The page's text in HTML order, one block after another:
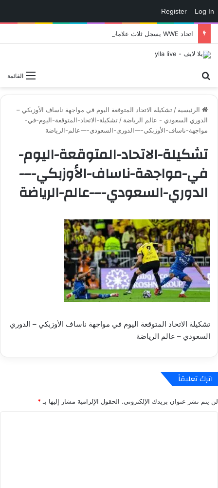
Log In
Register
القائمة
الرئيسية / تشكيلة الاتحاد المتوقعة اليوم في مواجهة ناساف الأوزبكي –
الدوري السعودي - عالم الرياضة / تشكيلة-الاتحاد-المتوقعة-اليوم-في-
مواجهة-ناساف-الأوزبكي-–-الدوري-السعودي-–-عالم-الرياضة
تشكيلة-الاتحاد-المتوقعة-اليوم-
في-مواجهة-ناساف-الأوزبكي-–-
الدوري-السعودي-–-عالم-الرياضة
تشكيلة الاتحاد المتوقعة اليوم في مواجهة ناساف الأوزبكي – الدوري
السعودي – عالم الرياضة
اترك تعليقاً
لن يتم نشر عنوان بريدك الإلكتروني. الحقول الإلزامية مشار إليها بـ *